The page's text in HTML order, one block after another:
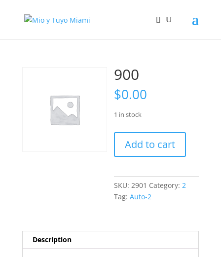
900
$0.00
1 in stock
quantity
Add to cart
SKU:2901 Category:2
Tag:Auto-2
Description